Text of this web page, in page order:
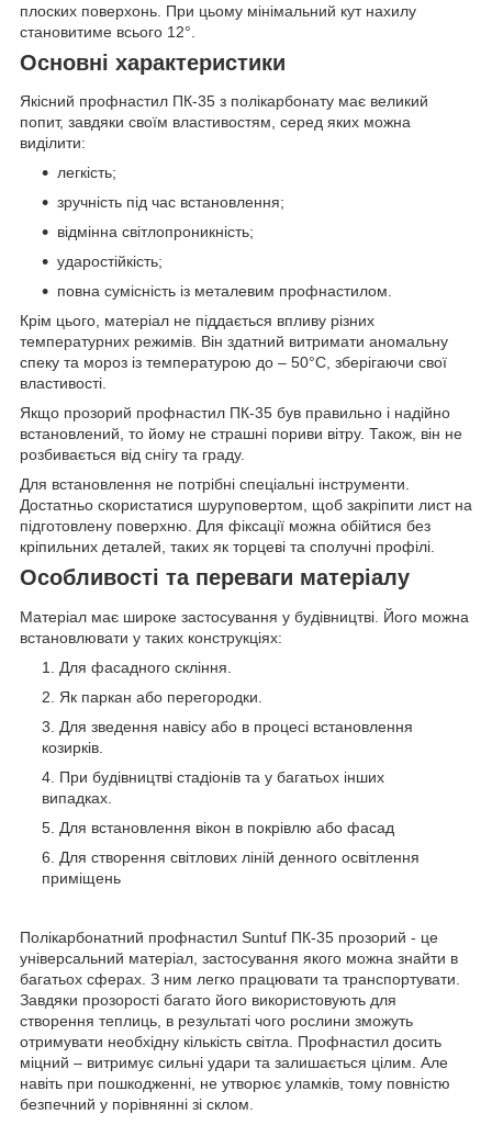
плоских поверхонь. При цьому мінімальний кут нахилу
становитиме всього 12°.
Основні характеристики
Якісний профнастил ПК-35 з полікарбонату має великий
попит, завдяки своїм властивостям, серед яких можна
виділити:
легкість;
зручність під час встановлення;
відмінна світлопроникність;
ударостійкість;
повна сумісність із металевим профнастилом.
Крім цього, матеріал не піддається впливу різних
температурних режимів. Він здатний витримати аномальну
спеку та мороз із температурою до – 50°С, зберігаючи свої
властивості.
Якщо прозорий профнастил ПК-35 був правильно і надійно
встановлений, то йому не страшні пориви вітру. Також, він не
розбивається від снігу та граду.
Для встановлення не потрібні спеціальні інструменти.
Достатньо скористатися шуруповертом, щоб закріпити лист на
підготовлену поверхню. Для фіксації можна обійтися без
кріпильних деталей, таких як торцеві та сполучні профілі.
Особливості та переваги матеріалу
Матеріал має широке застосування у будівництві. Його можна
встановлювати у таких конструкціях:
Для фасадного скління.
Як паркан або перегородки.
Для зведення навісу або в процесі встановлення
козирків.
При будівництві стадіонів та у багатьох інших
випадках.
Для встановлення вікон в покрівлю або фасад
Для створення світлових ліній денного освітлення
приміщень
Полікарбонатний профнастил Suntuf ПК-35 прозорий - це
універсальний матеріал, застосування якого можна знайти в
багатьох сферах. З ним легко працювати та транспортувати.
Завдяки прозорості багато його використовують для
створення теплиць, в результаті чого рослини зможуть
отримувати необхідну кількість світла. Профнастил досить
міцний – витримує сильні удари та залишається цілим. Але
навіть при пошкодженні, не утворює уламків, тому повністю
безпечний у порівнянні зі склом.